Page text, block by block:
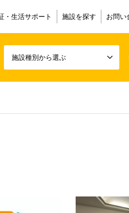
・生活サポート 施設を探す お問い
施設種別から選ぶ